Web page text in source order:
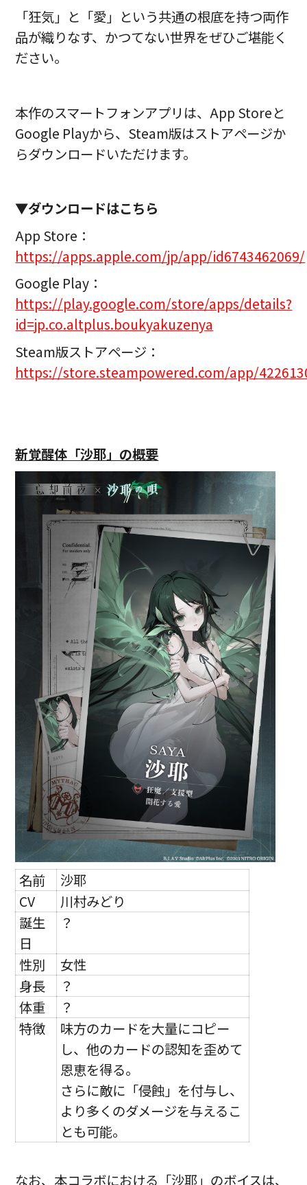
「狂気」と「愛」という共通の根底を持つ両作
品が織りなす、かつてない世界をぜひご堪能く
ださい。
本作のスマートフォンアプリは、App Storeと
Google Playから、Steam版はストアページか
らダウンロードいただけます。
▼ダウンロードはこちら
App Store：
https://apps.apple.com/jp/app/id6743462069/
Google Play：
https://play.google.com/store/apps/details?
id=jp.co.altplus.boukyakuzenya
Steam版ストアページ：
https://store.steampowered.com/app/
新覚醒体「沙耶」の概要
名前
沙耶
CV
川村みどり
誕生
日
？
性別
女性
身長
？
体重
？
特徴
味方のカードを大量にコピー
し、他のカードの認知を歪めて
恩恵を得る。
さらに敵に「侵蝕」を付与し、
より多くのダメージを与えるこ
とも可能。
なお、本コラボにおける「沙耶」のボイスは、